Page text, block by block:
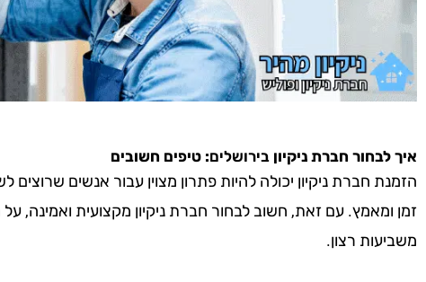
איך לבחור חברת ניקיון בירושלים: טיפים חשובים
הזמנת חברת ניקיון יכולה להיות פתרון מצוין עבור אנשים
זמן ומאמץ. עם זאת, חשוב לבחור חברת ניקיון מקצועית ואמינה,
משביעות רצון.